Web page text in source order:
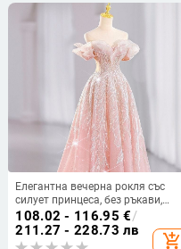
Елегантна вечерна рокля със
силует принцеса, без ръкави,
дълга пола, талия средна,
полиестер
108.02 - 116.95 €/
211.27 - 228.73 лв
add_shopping_cart